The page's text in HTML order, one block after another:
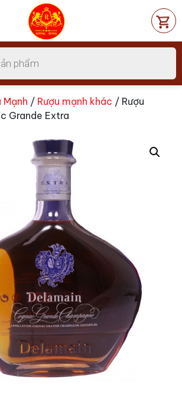
Mạnh / Rượu mạnh khác / Rượu
Grande Extra